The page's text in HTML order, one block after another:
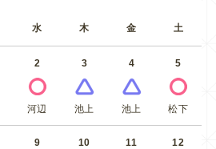
水 木 金 土
2
河辺
3
池上
4
池上
5
松下
9 10 11 12